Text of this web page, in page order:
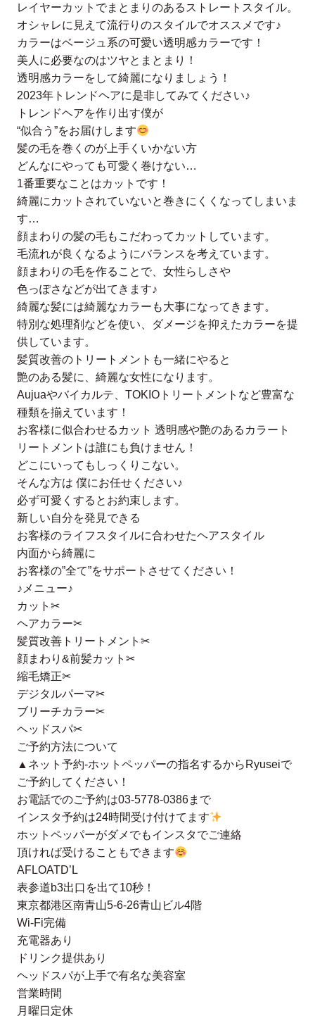
レイヤーカットでまとまりのあるストレートスタイル。
オシャレに見えて流行りのスタイルでオススメです♪
カラーはベージュ系の可愛い透明感カラーです！
美人に必要なのはツヤとまとまり！
透明感カラーをして綺麗になりましょう！
2023年トレンドヘアに是非してみてください♪
トレンドヘアを作り出す僕が
“似合う”をお届けします
髪の毛を巻くのが上手くいかない方
どんなにやっても可愛く巻けない…
1番重要なことはカットです！
綺麗にカットされていないと巻きにくくなってしまいま
す…
顔まわりの髪の毛もこだわってカットしています。
毛流れが良くなるようにバランスを考えています。
顔まわりの毛を作ることで、女性らしさや
色っぽさなどが出てきます♪
綺麗な髪には綺麗なカラーも大事になってきます。
特別な処理剤などを使い、ダメージを抑えたカラーを提
供しています。
髪質改善のトリートメントも一緒にやると
艶のある髪に、綺麗な女性になります。
Aujuaやバイカルテ、TOKIOトリートメントなど豊富な
種類を揃えています！
お客様に似合わせるカット 透明感や艶のあるカラート
リートメントは誰にも負けません！
どこにいってもしっくりこない。
そんな方は 僕にお任せください♪
必ず可愛くするとお約束します。
新しい自分を発見できる
お客様のライフスタイルに合わせたヘアスタイル
内面から綺麗に
お客様の”全て”をサポートさせてください！
♪メニュー♪
カット✂︎
ヘアカラー✂︎
髪質改善トリートメント✂︎
顔まわり&前髪カット✂︎
縮毛矯正✂︎
デジタルパーマ✂︎
ブリーチカラー✂︎
ヘッドスパ✂︎
ご予約方法について
▲ネット予約-ホットペッパーの指名するからRyuseiで
ご予約してください！
お電話でのご予約は03-5778-0386まで
インスタ予約は24時間受け付けてます
ホットペッパーがダメでもインスタでご連絡
頂ければ受けることもできます
AFLOATD’L
表参道b3出口を出て10秒！
東京都港区南青山5-6-26青山ビル4階
Wi-Fi完備
充電器あり
ドリンク提供あり
ヘッドスパが上手で有名な美容室
営業時間
月曜日定休